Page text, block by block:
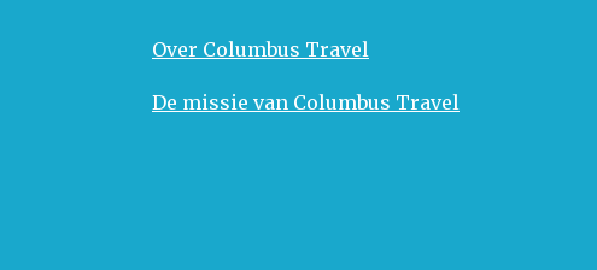
Over Columbus Travel
De missie van Columbus Travel